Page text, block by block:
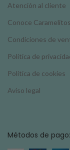
Atención al cliente
Conoce Caramelitos
Condiciones de
Política de
Política de cookies
Aviso legal
Métodos de pago: